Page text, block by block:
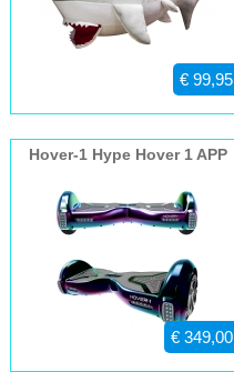
€ 99,95
Hover-1 Hype Hover 1 APP
€ 349,00